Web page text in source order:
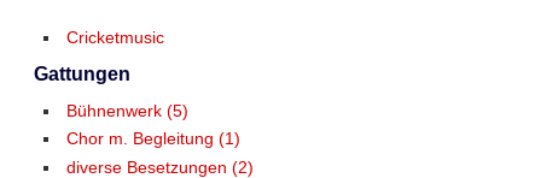
Cricketmusic
Gattungen
Bühnenwerk (5)
Chor m. Begleitung (1)
diverse Besetzungen (2)